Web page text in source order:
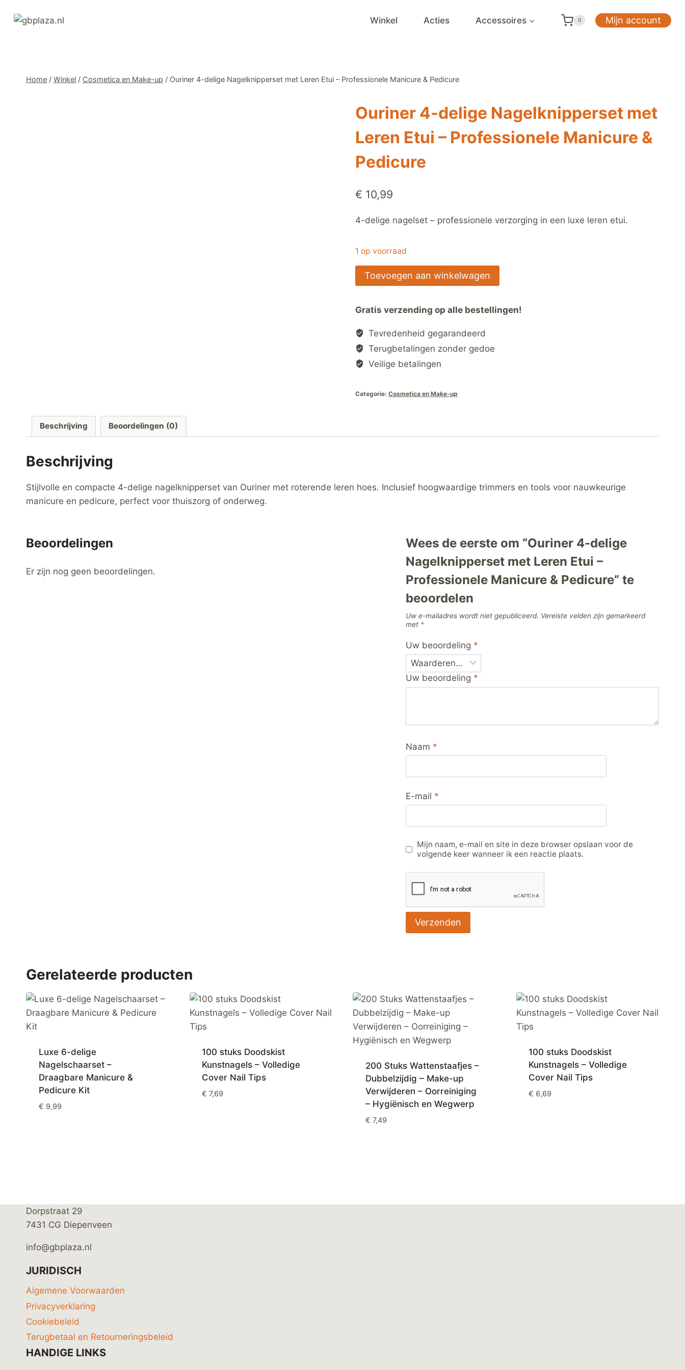
naar
Winkel Acties Accessoires 0 Mijn account
Home / Winkel / Cosmetica en Make-up / Ouriner 4-delige Nagelknipperset met Leren Etui – Professionele Manicure & Pedicure
Ouriner 4-delige Nagelknipperset met
Leren Etui – Professionele Manicure &
Pedicure
€ 10,99
4-delige nagelset – professionele verzorging in een luxe leren etui.
1 op voorraad
Ouriner
4-
Nagelknipperset
met
Leren
Etui
–
Manicure
hoeveelheid
Toevoegen aan winkelwagen
Gratis verzending op alle bestellingen!
Tevredenheid gegarandeerd
Terugbetalingen zonder gedoe
Veilige betalingen
Categorie: Cosmetica en Make-up
Beschrijving Beoordelingen (0)
Beschrijving
Stijlvolle en compacte 4-delige nagelknipperset van Ouriner met roterende leren hoes. Inclusief hoogwaardige trimmers en tools voor nauwkeurige
manicure en pedicure, perfect voor thuiszorg of onderweg.
Beoordelingen
Er zijn nog geen beoordelingen.
Wees de eerste om “Ouriner 4-delige
Nagelknipperset met Leren Etui –
Professionele Manicure & Pedicure” te
beoordelen
Uw e-mailadres wordt niet gepubliceerd. Vereiste velden zijn gemarkeerd
met *
Uw beoordeling *
Uw beoordeling *
Naam *
E-mail *
Mijn naam, e-mail en site in deze browser opslaan voor de
volgende keer wanneer ik een reactie plaats.
Gerelateerde producten
Luxe 6-delige
Nagelschaarset –
Draagbare Manicure &
Pedicure Kit
€ 9,99
100 stuks Doodskist
Kunstnagels – Volledige
Cover Nail Tips
€ 7,69
200 Stuks Wattenstaafjes –
Dubbelzijdig – Make-up
Verwijderen – Oorreiniging
– Hygiënisch en Wegwerp
€ 7,49
100 stuks Doodskist
Kunstnagels – Volledige
Cover Nail Tips
€ 6,69
Dorpstraat 29
7431 CG Diepenveen
info@gbplaza.nl
JURIDISCH
Algemene Voorwaarden
Privacyverklaring
Cookiebeleid
Terugbetaal en Retourneringsbeleid
HANDIGE LINKS